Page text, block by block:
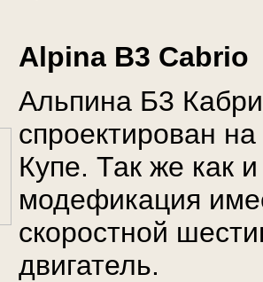
Alpina B3 Cabrio
Альпина Б3
спроектирован
Купе. Так же как
модефикация
скоростной
двигатель.